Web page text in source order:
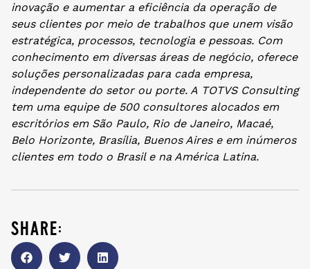
inovação e aumentar a eficiência da operação de
seus clientes por meio de trabalhos que unem visão
estratégica, processos, tecnologia e pessoas. Com
conhecimento em diversas áreas de negócio, oferece
soluções personalizadas para cada empresa,
independente do setor ou porte. A TOTVS Consulting
tem uma equipe de 500 consultores alocados em
escritórios em São Paulo, Rio de Janeiro, Macaé,
Belo Horizonte, Brasília, Buenos Aires e em inúmeros
clientes em todo o Brasil e na América Latina.
share: